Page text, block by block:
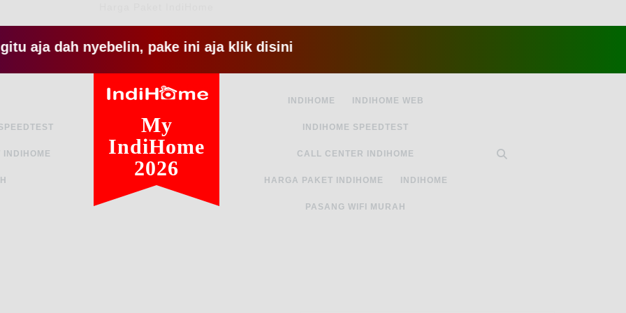
dah nyebelin, pake ini aja klik disini
INDIHOME
My
IndiHome
2026
INDIHOME INDIHOME WEB
INDIHOME SPEEDTEST
CALL CENTER INDIHOME
HARGA PAKET INDIHOME INDIHOME
PASANG WIFI MURAH